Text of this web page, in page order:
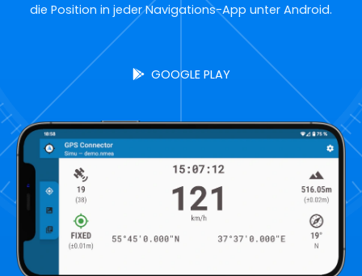
die Position in jeder Navigations-App unter Android.
GOOGLE PLAY